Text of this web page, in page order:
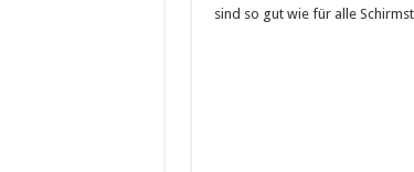
sind so gut wie für alle